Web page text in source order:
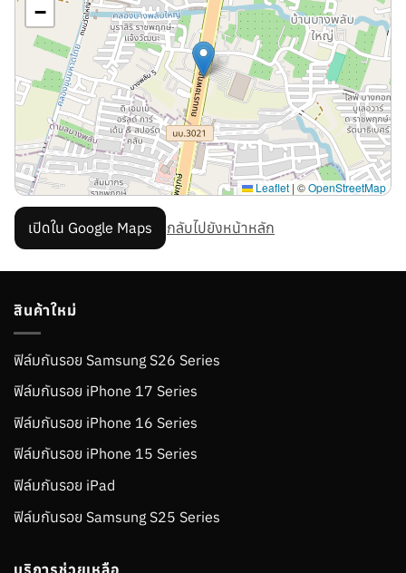
−
Leaflet | ©OpenStreetMap
เปิดใน Google Maps กลับไปยังหน้าหลัก
สินค้าใหม่
ฟิล์มกันรอย Samsung S26 Series
ฟิล์มกันรอย iPhone 17 Series
ฟิล์มกันรอย iPhone 16 Series
ฟิล์มกันรอย iPhone 15 Series
ฟิล์มกันรอย iPad
ฟิล์มกันรอย Samsung S25 Series